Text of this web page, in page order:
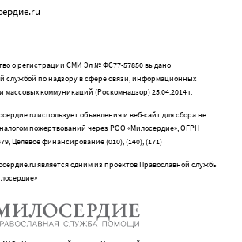
о регистрации СМИ Эл № ФС77-57850 выдано
службой по надзору в сфере связи, информационных
массовых коммуникаций (Роскомнадзор) 25.04.2014 г.
использует объявления и веб-сайт для сбора не
пожертвований через РОО «Милосердие», ОГРН
Целевое финансирование (010), (140), (171)
является одним из проектов Православной службы